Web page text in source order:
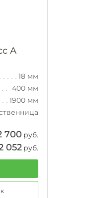
А
18 мм
400 мм
1900 мм
700 руб.
052 руб.